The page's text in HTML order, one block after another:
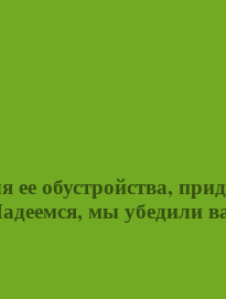
обустройства,
мы убедили